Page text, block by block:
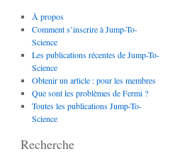
À propos
Comment s’inscrire à Jump-To-
Science
Les publications récentes de Jump-To-
Science
Obtenir un article : pour les membres
Que sont les problèmes de Fermi ?
Toutes les publications Jump-To-
Science
Recherche